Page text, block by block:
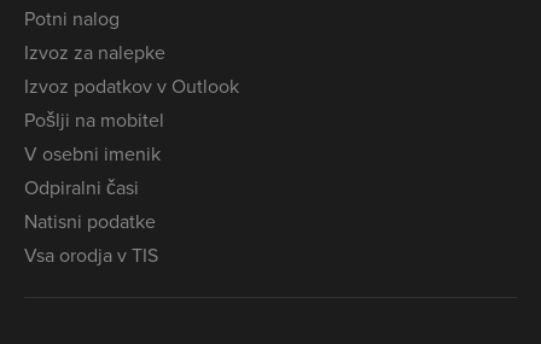
Potni nalog
Izvoz za nalepke
Izvoz podatkov v Outlook
Pošlji na mobitel
V osebni imenik
Odpiralni časi
Natisni podatke
Vsa orodja v TIS